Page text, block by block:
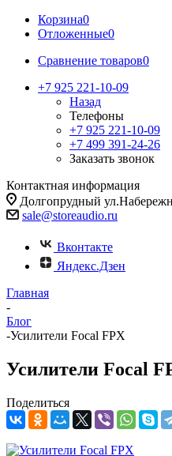
Корзина0
Отложенные0
Сравнение товаров0
+7 925 221-10-09
Назад
Телефоны
+7 925 221-10-09
+7 499 391-24-26
Заказать звонок
Контактная информация
Долгопрудный
sale@storeaudio.ru
Вконтакте
Яндекс.Дзен
Главная
-
Блог
-Усилители Focal FPX
Усилители Focal
Поделиться